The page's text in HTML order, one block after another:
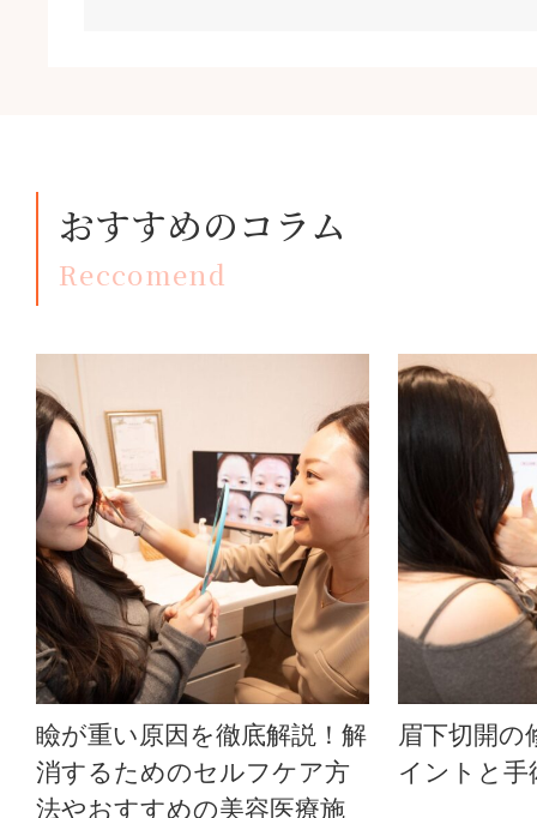
おすすめのコラム
Reccomend
瞼が重い原因を徹底解説！解
消するためのセルフケア方
法やおすすめの美容医療施
眉下切開の
イントと手